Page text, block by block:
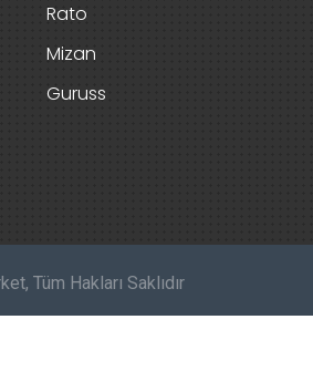
Rato
Mizan
Guruss
Tüm Hakları Saklıdır